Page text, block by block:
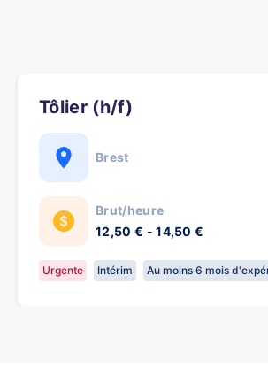
Tôlier (h/f)
Brest
Brut/heure
12,50 € - 14,50 €
Urgente Intérim Au moins 6 mois